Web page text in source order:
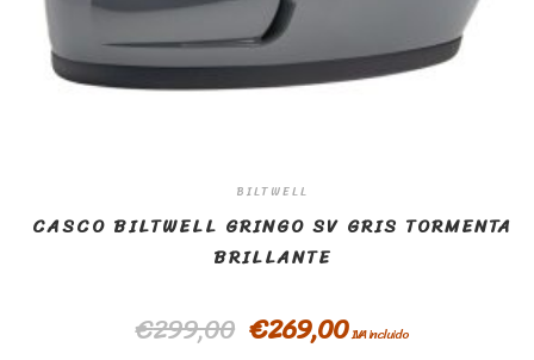
BILTWELL
CASCO BILTWELL GRINGO SV GRIS TORMENTA
BRILLANTE
€299,00 €269,00IVA incluido